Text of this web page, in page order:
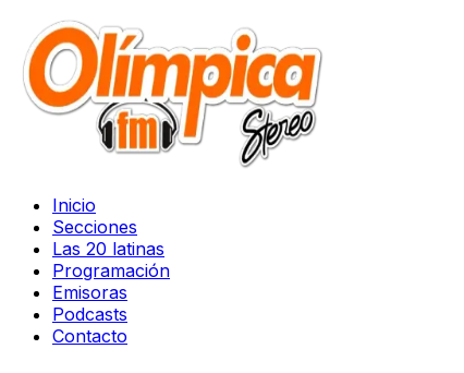
Inicio
Secciones
Las 20 latinas
Programación
Emisoras
Podcasts
Contacto